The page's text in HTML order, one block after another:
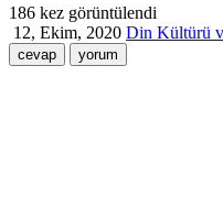
186 kez görüntülendi
12, Ekim, 2020 Din Kültürü